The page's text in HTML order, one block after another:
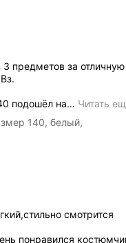
предметов за
подошёл на… Читать
140, белый,
смотрится
понравился